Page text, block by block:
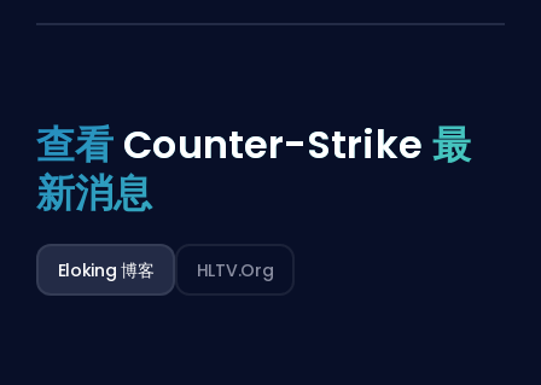
查看 Counter-Strike 最
新消息
Eloking 博客 HLTV.org